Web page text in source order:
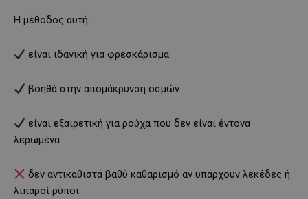
Η μέθοδος αυτή:
είναι ιδανική για φρεσκάρισμα
βοηθά στην απομάκρυνση οσμών
είναι εξαιρετική για ρούχα που δεν είναι έντονα
λερωμένα
δεν αντικαθιστά βαθύ καθαρισμό αν υπάρχουν λεκέδες ή
λιπαροί ρύποι